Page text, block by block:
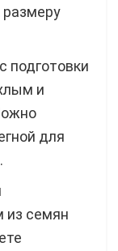
подготовки
и
для
из семян